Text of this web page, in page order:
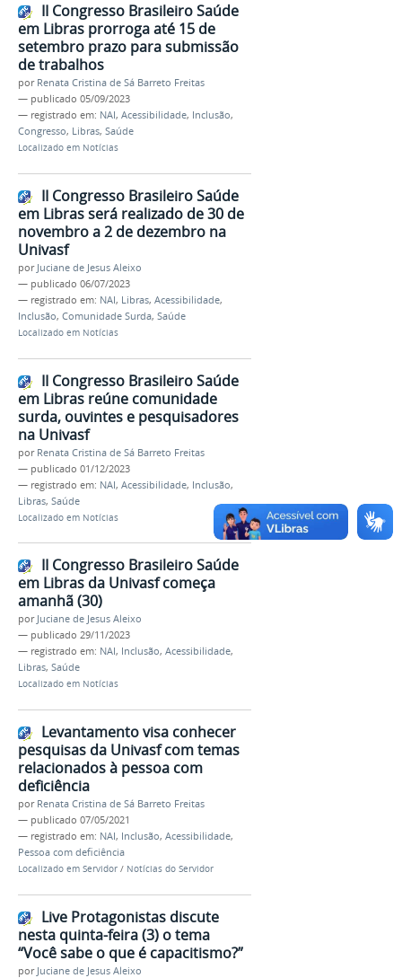
II Congresso Brasileiro Saúde
em Libras prorroga até 15 de
setembro prazo para submissão
de trabalhos
por Renata Cristina de Sá Barreto Freitas
— publicado 05/09/2023
— registrado em: NAI, Acessibilidade, Inclusão,
Congresso, Libras, Saúde
Localizado em Notícias
II Congresso Brasileiro Saúde
em Libras será realizado de 30 de
novembro a 2 de dezembro na
Univasf
por Juciane de Jesus Aleixo
— publicado 06/07/2023
— registrado em: NAI, Libras, Acessibilidade,
Inclusão, Comunidade Surda, Saúde
Localizado em Notícias
II Congresso Brasileiro Saúde
em Libras reúne comunidade
surda, ouvintes e pesquisadores
na Univasf
por Renata Cristina de Sá Barreto Freitas
— publicado 01/12/2023
— registrado em: NAI, Acessibilidade, Inclusão,
Libras, Saúde
Localizado em Notícias
II Congresso Brasileiro Saúde
em Libras da Univasf começa
amanhã (30)
por Juciane de Jesus Aleixo
— publicado 29/11/2023
— registrado em: NAI, Inclusão, Acessibilidade,
Libras, Saúde
Localizado em Notícias
Levantamento visa conhecer
pesquisas da Univasf com temas
relacionados à pessoa com
deficiência
por Renata Cristina de Sá Barreto Freitas
— publicado 07/05/2021
— registrado em: NAI, Inclusão, Acessibilidade,
Pessoa com deficiência
Localizado em Servidor / Notícias do Servidor
Live Protagonistas discute
nesta quinta-feira (3) o tema
“Você sabe o que é capacitismo?”
por Juciane de Jesus Aleixo